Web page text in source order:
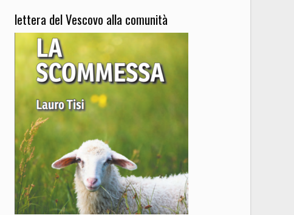
lettera del Vescovo alla comunità